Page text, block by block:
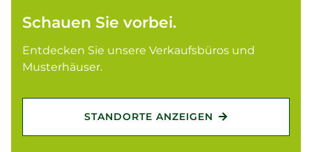
Schauen Sie vorbei.
Entdecken Sie unsere Verkaufsbüros und
Musterhäuser.
STANDORTE ANZEIGEN